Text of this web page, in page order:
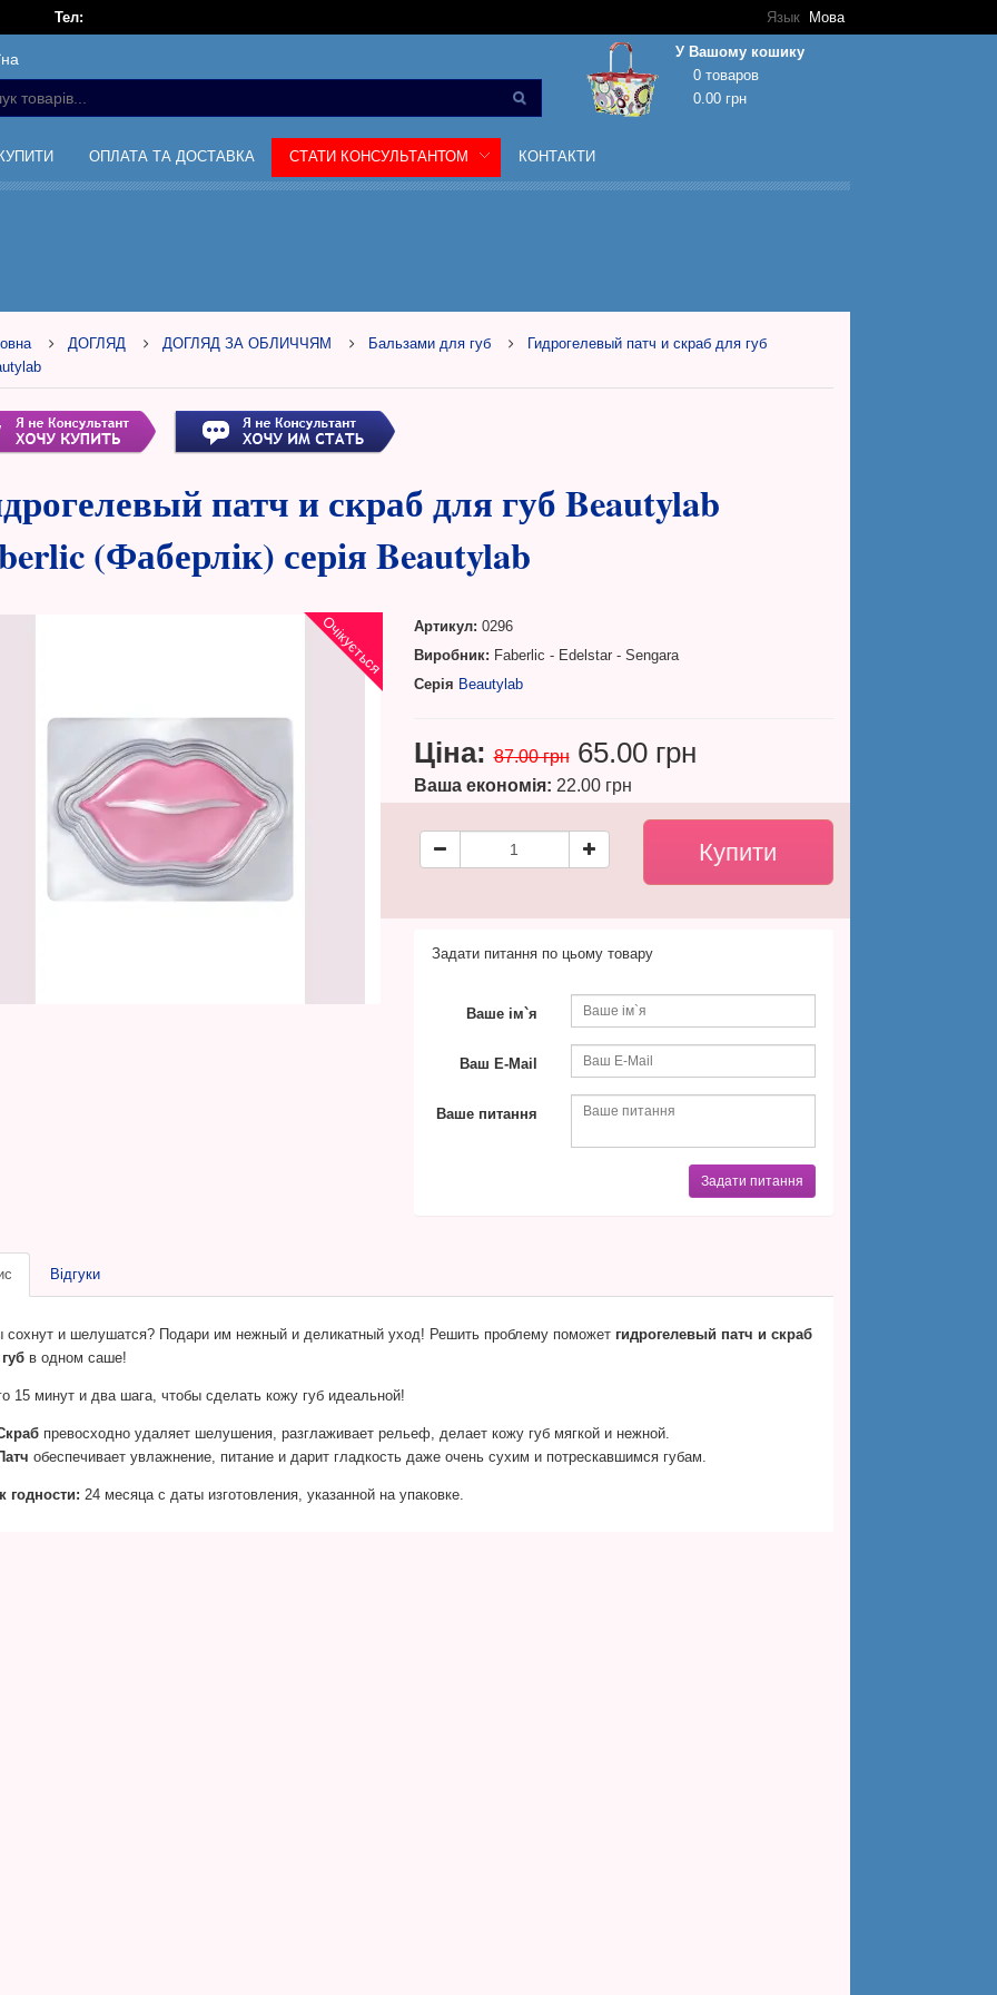
Язык Мова
Тел:
У Вашому кошику
0 товаров
0.00 грн
Кошик покупок порожній!
ОПЛАТА ТА ДОСТАВКА СТАТИ КОНСУЛЬТАНТОМ КОНТАКТИ
ДОГЛЯД ДОГЛЯД ЗА ОБЛИЧЧЯМ Бальзами для губ
Гидрогелевый патч и скраб для губ
патч и скраб для губ Beautylab
(Фаберлік) серія Beautylab
Очікується Артикул: 0296
Виробник: Faberlic - Edelstar - Sengara
Серія Beautylab
Ціна: 87.00 грн 65.00 грн
Ваша економія: 22.00 грн
Задати питання по цьому товару
Ваше ім`я
Ваш E-Mail
Ваше питання
Задати питання
Відгуки
сохнут и шелушатся? Подари им нежный и деликатный уход! Решить проблему поможет гидрогелевый патч и скраб
в одном саше!
15 минут и два шага, чтобы сделать кожу губ идеальной!
превосходно удаляет шелушения, разглаживает рельеф, делает кожу губ мягкой и нежной.
обеспечивает увлажнение, питание и дарит гладкость даже очень сухим и потрескавшимся губам.
годности: 24 месяца с даты изготовления, указанной на упаковке.